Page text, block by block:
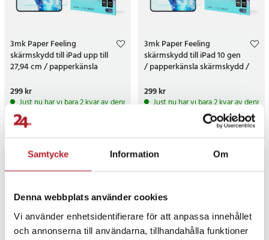
Samtycke Information Om
Denna webbplats använder cookies
Vi använder enhetsidentifierare för att anpassa innehållet
och annonserna till användarna, tillhandahålla funktioner
3mk Paper Feeling
skärmskydd till iPad upp till
27,94 cm / papperkänsla
Pris:299 kr
299 kr
Just nu har vi bara 2 kvar av denna produkt
3mk Paper Feeling
skärmskydd till iPad 10 gen
/ papperkänsla skärmskydd /
Pris:299 kr
299 kr
Just nu har vi bara 2 kvar av denna
Köp